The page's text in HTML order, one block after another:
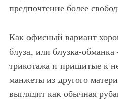
предпочтение более
Как офисный вариант
блуза, или блузка-обманка
трикотажа и пришитые к
манжеты из другого
выглядит как обычная